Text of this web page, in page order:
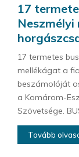
17
17 termetes
mellékágat a
beszámolóját
a Komárom-
Szövetsége.
Tovább